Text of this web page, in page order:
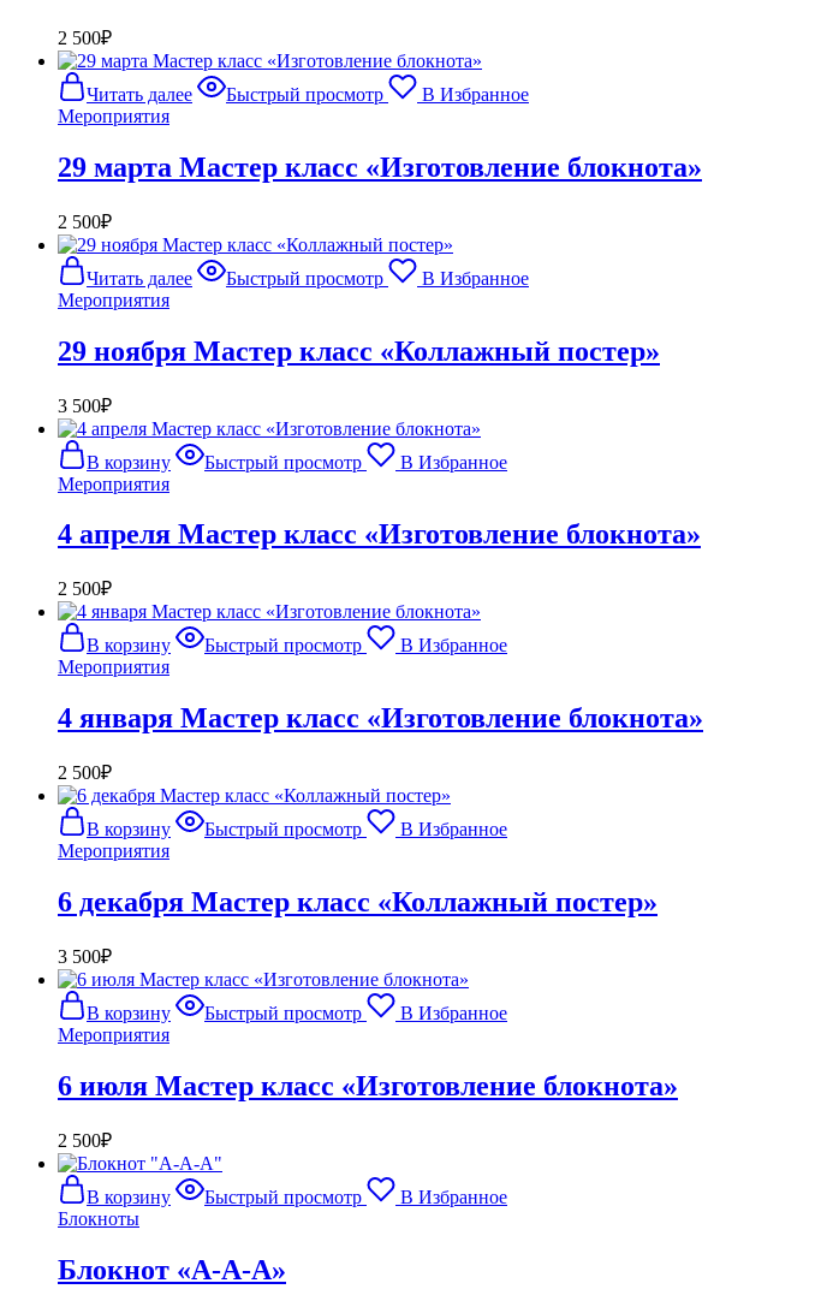
2 500₽
Читать далее Быстрый просмотр
В Избранное
Мероприятия
29 марта Мастер класс «Изготовление блокнота»
2 500₽
Читать далее Быстрый просмотр
В Избранное
Мероприятия
29 ноября Мастер класс «Коллажный постер»
3 500₽
В корзину Быстрый просмотр
В Избранное
Мероприятия
4 апреля Мастер класс «Изготовление блокнота»
2 500₽
В корзину Быстрый просмотр
В Избранное
Мероприятия
4 января Мастер класс «Изготовление блокнота»
2 500₽
В корзину Быстрый просмотр
В Избранное
Мероприятия
6 декабря Мастер класс «Коллажный постер»
3 500₽
В корзину Быстрый просмотр
В Избранное
Мероприятия
6 июля Мастер класс «Изготовление блокнота»
2 500₽
В корзину Быстрый просмотр
В Избранное
Блокноты
Блокнот «А-А-А»